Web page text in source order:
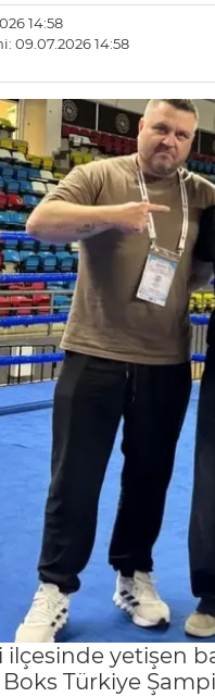
14:58
09.07.2026 14:58
ilçesinde yetişen
Türkiye